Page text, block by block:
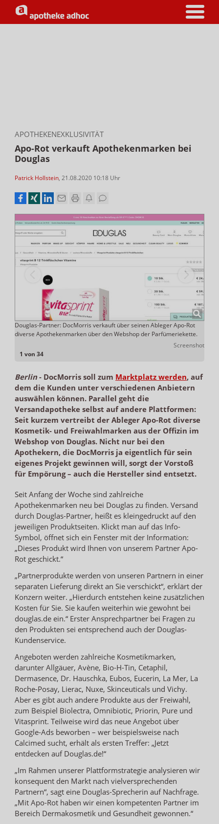
APOTHEKENEXKLUSIVITÄT
Apo-Rot verkauft Apothekenmarken bei
Douglas
Patrick Hollstein, 21.08.2020 10:18 Uhr
1 von 34
Douglas-Partner: DocMorris verkauft über seinen Ableger Apo-Rot
diverse Apothekenmarken über den Webshop der Parfümeriekette.
Screenshot
Berlin- DocMorris soll zum Marktplatz werden, auf
dem die Kunden unter verschiedenen Anbietern
auswählen können. Parallel geht die
Versandapotheke selbst auf andere Plattformen:
Seit kurzem vertreibt der Ableger Apo-Rot diverse
Kosmetik- und Freiwahlmarken aus der Offizin im
Webshop von Douglas. Nicht nur bei den
Apothekern, die DocMorris ja eigentlich für sein
eigenes Projekt gewinnen will, sorgt der Vorstoß
für Empörung – auch die Hersteller sind entsetzt.
Seit Anfang der Woche sind zahlreiche
Apothekenmarken neu bei Douglas zu finden. Versand
durch Douglas-Partner, heißt es kleingedruckt auf den
jeweiligen Produktseiten. Klickt man auf das Info-
Symbol, öffnet sich ein Fenster mit der Information:
„Dieses Produkt wird Ihnen von unserem Partner Apo-
Rot geschickt.“
„Partnerprodukte werden von unseren Partnern in einer
separaten Lieferung direkt an Sie verschickt“, erklärt der
Konzern weiter. „Hierdurch entstehen keine zusätzlichen
Kosten für Sie. Sie kaufen weiterhin wie gewohnt bei
douglas.de ein.“ Erster Ansprechpartner bei Fragen zu
den Produkten sei entsprechend auch der Douglas-
Kundenservice.
Angeboten werden zahlreiche Kosmetikmarken,
darunter Allgäuer, Avène, Bio-H-Tin, Cetaphil,
Dermasence, Dr. Hauschka, Eubos, Eucerin, La Mer, La
Roche-Posay, Lierac, Nuxe, Skinceuticals und Vichy.
Aber es gibt auch andere Produkte aus der Freiwahl,
zum Beispiel Biolectra, Omnibiotic, Priorin, Pure und
Vitasprint. Teilweise wird das neue Angebot über
Google-Ads beworben – wer beispielsweise nach
Calcimed sucht, erhält als ersten Treffer: „Jetzt
entdecken auf Douglas.de!“
„Im Rahmen unserer Plattformstrategie analysieren wir
konsequent den Markt nach vielversprechenden
Partnern“, sagt eine Douglas-Sprecherin auf Nachfrage.
„Mit Apo-Rot haben wir einen kompetenten Partner im
Bereich Dermakosmetik und Gesundheit gewonnen.“